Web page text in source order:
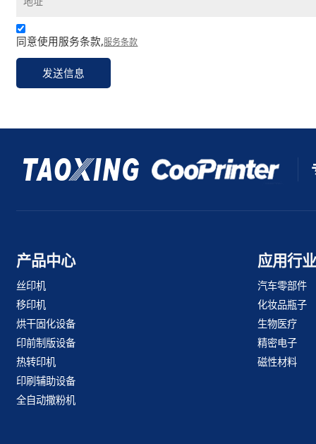
同意使用服务条款,服务条款
发送信息
产品中心
丝印机
移印机
烘干固化设备
印前制版设备
热转印机
印刷辅助设备
全自动撒粉机
应用行业
汽车零部件
化妆品瓶子
生物医疗
精密电子
磁性材料